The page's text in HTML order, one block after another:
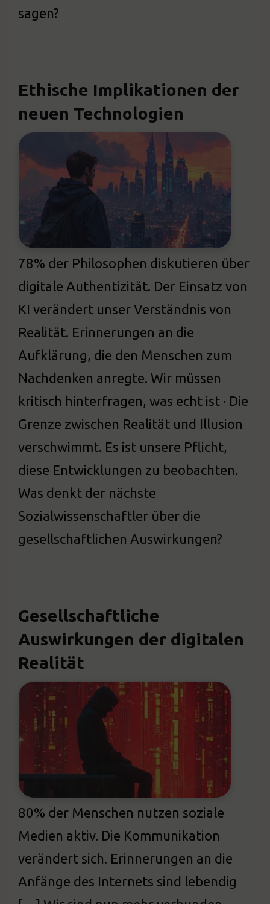
sagen?
Ethische Implikationen der
neuen Technologien
78% der Philosophen diskutieren über
digitale Authentizität. Der Einsatz von
KI verändert unser Verständnis von
Realität. Erinnerungen an die
Aufklärung, die den Menschen zum
Nachdenken anregte. Wir müssen
kritisch hinterfragen, was echt ist · Die
Grenze zwischen Realität und Illusion
verschwimmt. Es ist unsere Pflicht,
diese Entwicklungen zu beobachten.
Was denkt der nächste
Sozialwissenschaftler über die
gesellschaftlichen Auswirkungen?
Gesellschaftliche
Auswirkungen der digitalen
Realität
80% der Menschen nutzen soziale
Medien aktiv. Die Kommunikation
verändert sich. Erinnerungen an die
Anfänge des Internets sind lebendig